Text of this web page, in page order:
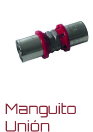
Manguito
Unión